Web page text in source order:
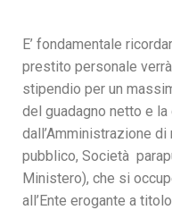
E’ fondamentale
prestito personale
stipendio per un
del guadagno netto e
dall’Amministrazione
pubblico, Società
Ministero), che si
all’Ente erogante a